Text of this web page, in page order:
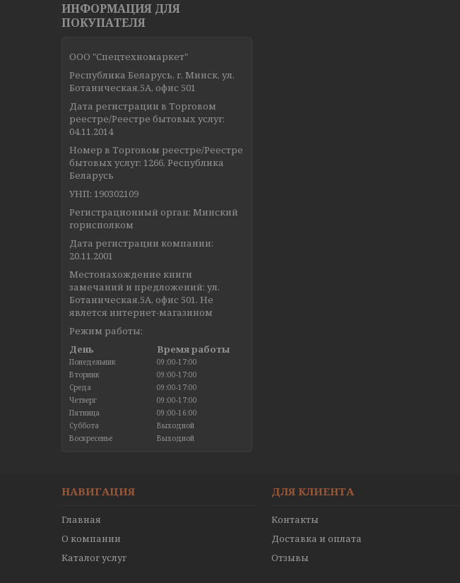
ИНФОРМАЦИЯ ДЛЯ
ПОКУПАТЕЛЯ
ООО "Спецтехномаркет"
Республика Беларусь, г. Минск, ул.
Ботаническая,5А, офис 501
Дата регистрации в Торговом
реестре/Реестре бытовых услуг:
04.11.2014
Номер в Торговом реестре/Реестре
бытовых услуг: 1266, Республика
Беларусь
УНП: 190302109
Регистрационный орган: Минский
горисполком
Дата регистрации компании:
20.11.2001
Местонахождение книги
замечаний и предложений: ул.
Ботаническая,5А, офис 501. Не
явлется интернет-магазином
Режим работы:
День
Время работы
Понедельник
09:00-17:00
Вторник
09:00-17:00
Среда
09:00-17:00
Четверг
09:00-17:00
Пятница
09:00-16:00
Суббота
Выходной
Воскресенье
Выходной
НАВИГАЦИЯ
Главная
О компании
Каталог услуг
ДЛЯ КЛИЕНТА
Контакты
Доставка и оплата
Отзывы